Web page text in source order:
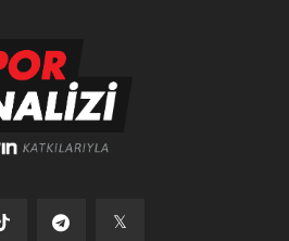
Tiktok